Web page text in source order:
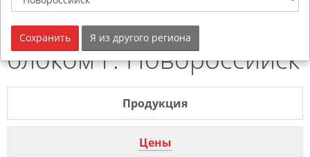
Календари настенные с
блоком г. Новороссийск
Продукция
Цены
Сохранить Я из другого региона